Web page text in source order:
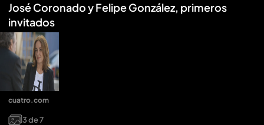
José Coronado y Felipe González, primeros
invitados
3de7
cuatro.com